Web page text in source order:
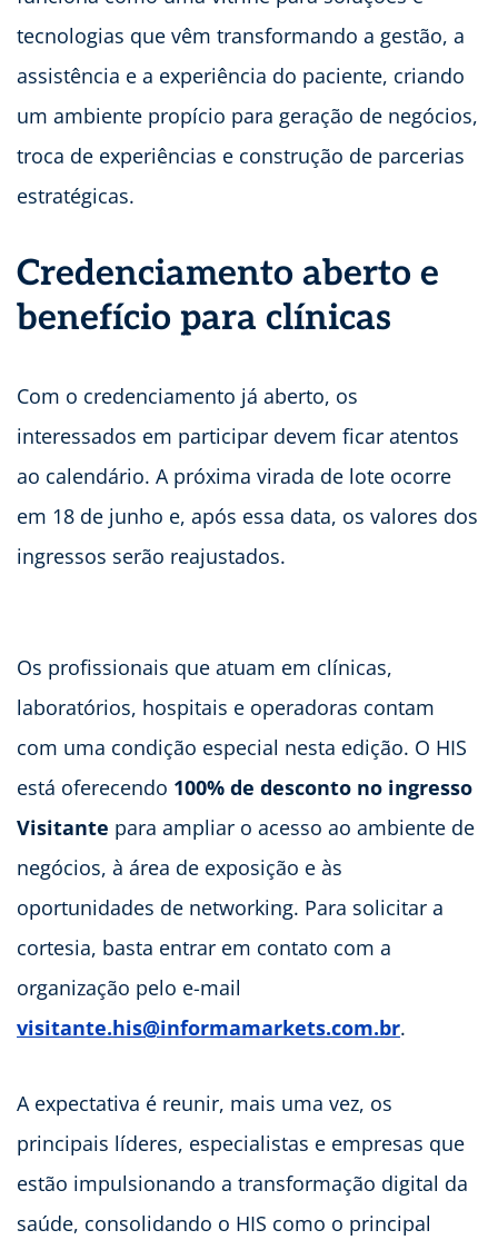
tecnologias que vêm transformando a gestão, a
assistência e a experiência do paciente, criando
um ambiente propício para geração de negócios,
troca de experiências e construção de parcerias
estratégicas.
Credenciamento aberto e
benefício para clínicas
Com o credenciamento já aberto, os
interessados em participar devem ficar atentos
ao calendário. A próxima virada de lote ocorre
em 18 de junho e, após essa data, os valores dos
ingressos serão reajustados.
Os profissionais que atuam em clínicas,
laboratórios, hospitais e operadoras contam
com uma condição especial nesta edição. O HIS
está oferecendo 100% de desconto no ingresso
Visitante para ampliar o acesso ao ambiente de
negócios, à área de exposição e às
oportunidades de networking. Para solicitar a
cortesia, basta entrar em contato com a
organização pelo e-mail
visitante.his@informamarkets.com.br.
A expectativa é reunir, mais uma vez, os
principais líderes, especialistas e empresas que
estão impulsionando a transformação digital da
saúde, consolidando o HIS como o principal